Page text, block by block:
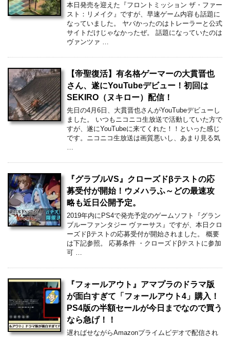
本日発売を迎えた『フロントミッション ザ・ファー
スト：リメイク』ですが、早速ゲーム内容も話題に
なっていました。 ヤバかったのはトレーラーと公式
サイトだけじゃなかったぜ。 話題になっていたのは
ヴァンツァ …
【帝聖復活】有名格ゲーマーの大貫晋也
さん、遂にYouTubeデビュー！初回は
SEKIRO（ヌキロー）配信！
先日の4月6日、大貫晋也さんがYouTubeデビューし
ました。 いつもニコニコ生放送で活動していた方で
すが、遂にYouTubeに来てくれた！！といった感じ
です。ニコニコ生放送は画質悪いし、あまり見る気
『グラブルVS』クローズドβテストの応
募受付が開始！ウメハラふ～どの最速攻
略も近日公開予定。
2019年内にPS4で発売予定のゲームソフト『グラン
ブルーファンタジー ヴァーサス』ですが、本日クロ
ーズドβテストの応募受付が開始されました。 概要
は下記参照。 応募条件 ・クローズドβテストに参加
可 …
『フォールアウト』アマプラのドラマ版
が面白すぎて「フォールアウト4」購入！
PS4版の半額セールが今日までなので買う
なら急げ！！
遅ればせながらAmazonプライムビデオで配信され